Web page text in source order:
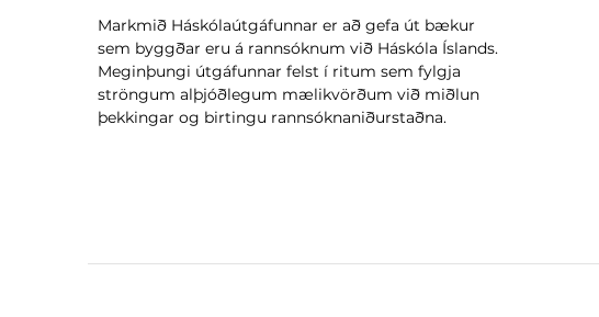
Markmið Háskólaútgáfunnar er að gefa út bækur
sem byggðar eru á rannsóknum við Háskóla Íslands.
Meginþungi útgáfunnar felst í ritum sem fylgja
ströngum alþjóðlegum mælikvörðum við miðlun
þekkingar og birtingu rannsóknaniðurstaðna.